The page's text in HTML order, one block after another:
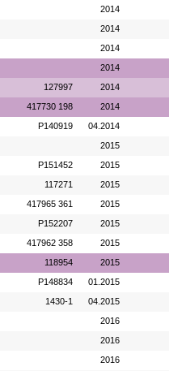
2014
2014
2014
2014
127997 2014
417730 198 2014
P140919 04.2014
2015
P151452 2015
117271 2015
417965 361 2015
P152207 2015
417962 358 2015
118954 2015
P148834 01.2015
1430-1 04.2015
2016
2016
2016